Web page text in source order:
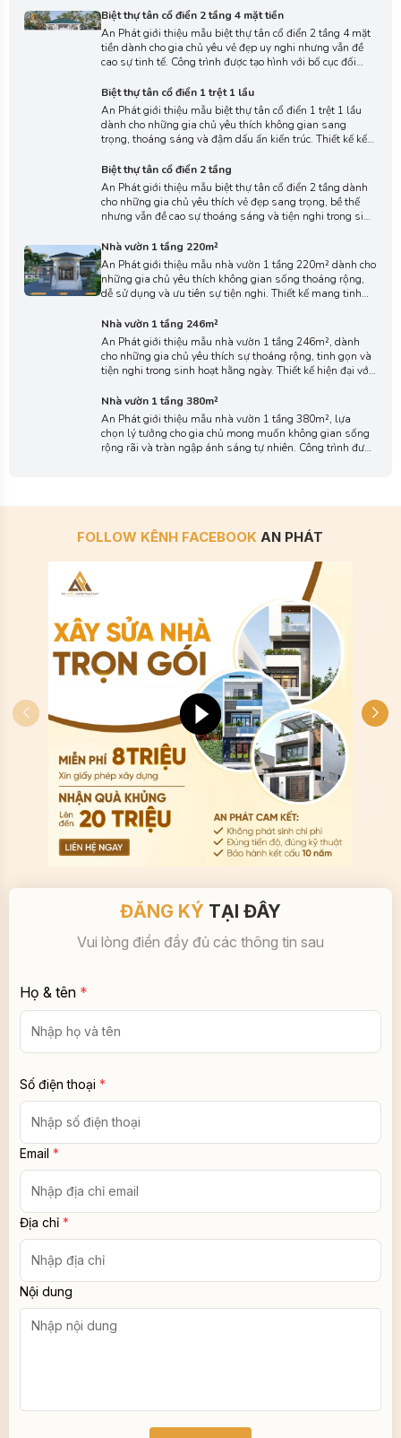
nên một công trình tinh tế, hài hòa và đầy cuốn hút.
Biệt thự tân cổ điển 2 tầng 4 mặt tiền
An Phát giới thiệu mẫu biệt thự tân cổ điển 2 tầng 4 mặt
tiền dành cho gia chủ yêu vẻ đẹp uy nghi nhưng vẫn đề
cao sự tinh tế. Công trình được tạo hình với bố cục đối
trọng hài hòa mà không làm mất đi nét thanh lịch đặc
trưng.
Biệt thự tân cổ điển 1 trệt 1 lầu
An Phát giới thiệu mẫu biệt thự tân cổ điển 1 trệt 1 lầu
dành cho những gia chủ yêu thích không gian sang
trọng, thoáng sáng và đậm dấu ấn kiến trúc. Thiết kế kết
vẫn giữ được sự ấm áp và gần gũi cho tổ ấm gia đình.
Biệt thự tân cổ điển 2 tầng
An Phát giới thiệu mẫu biệt thự tân cổ điển 2 tầng dành
cho những gia chủ yêu thích vẻ đẹp sang trọng, bề thế
nhưng vẫn đề cao sự thoáng sáng và tiện nghi trong sinh
nét cổ điển nhẹ nhàng nhưng không kém phần hiện đại
và gần gũi.
Nhà vườn 1 tầng 220m²
An Phát giới thiệu mẫu nhà vườn 1 tầng 220m² dành cho
những gia chủ yêu thích không gian sống thoáng rộng,
dễ sử dụng và ưu tiên sự tiện nghi. Thiết kế mang tinh
không gian sống hài hòa, gần gũi và phù hợp cho gia
đình.
Nhà vườn 1 tầng 246m²
An Phát giới thiệu mẫu nhà vườn 1 tầng 246m², dành
cho những gia chủ yêu thích sự thoáng rộng, tinh gọn và
tiện nghi trong sinh hoạt hằng ngày. Thiết kế hiện đại với
vẻ trẻ trung nhưng vẫn ấm áp, tạo nên một tổ ấm gần
gũi, hài hòa.
Nhà vườn 1 tầng 380m²
An Phát giới thiệu mẫu nhà vườn 1 tầng 380m², lựa
chọn lý tưởng cho gia chủ mong muốn không gian sống
rộng rãi và tràn ngập ánh sáng tự nhiên. Công trình được
FOLLOW KÊNH FACEBOOK AN PHÁT
ĐĂNG KÝ TẠI ĐÂY
Vui lòng điền đầy đủ các thông tin sau
Họ & tên *
Số điện thoại *
Email *
Địa chỉ *
Nội dung